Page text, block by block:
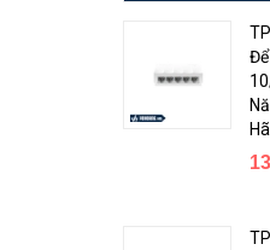
vệ mạng của bạn
được bảo vệ.
3. Khả năng quản
Bạn có thể dễ
rộng mạng một